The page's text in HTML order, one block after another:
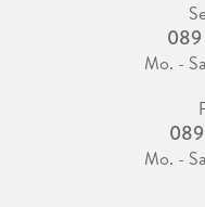
Mo. -
Mo. -